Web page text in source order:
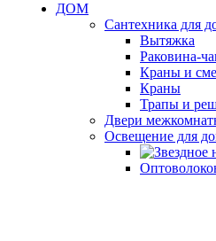
ДОМ
Сантехника для
Вытяжка
Раковина-
Краны и
Краны
Трапы и
Двери
Освещение для